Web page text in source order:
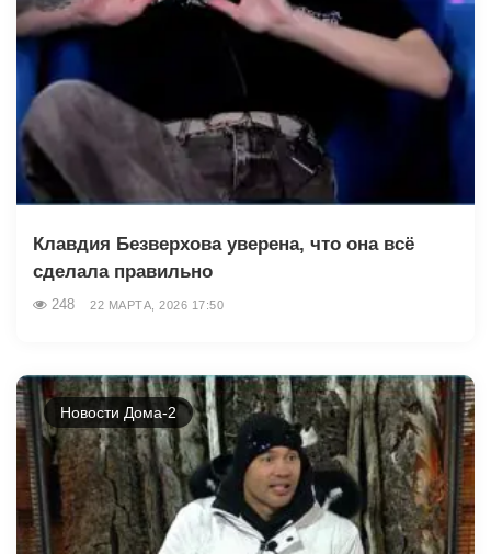
Клавдия Безверхова уверена, что она всё
сделала правильно
248 22 МАРТА, 2026 17:50
Новости Дома-2